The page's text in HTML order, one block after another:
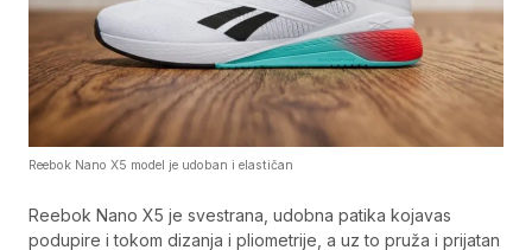
Reebok Nano X5 model je udoban i elastičan
Reebok Nano X5 je svestrana, udobna patika kojavas
podupire i tokom dizanja i pliometrije, a uz to pruža i prijatan